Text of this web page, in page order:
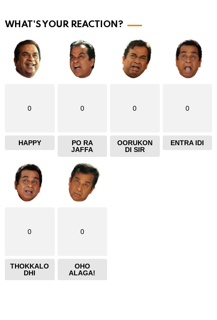
r
WHAT'S YOUR REACTION?
0
HAPPY
0
PO RA
JAFFA
0
OORUKON
DI SIR
0
ENTRA IDI
0
THOKKALO
DHI
0
OHO
ALAGA!